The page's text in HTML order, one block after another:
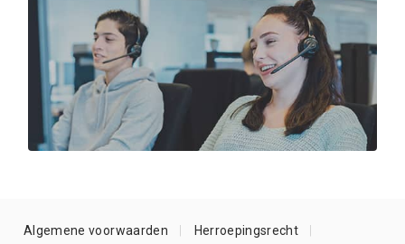
Algemene voorwaarden Herroepingsrecht